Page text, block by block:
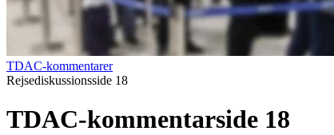
TDAC-kommentarer
Rejsediskussionsside 18
TDAC-kommentarside 18